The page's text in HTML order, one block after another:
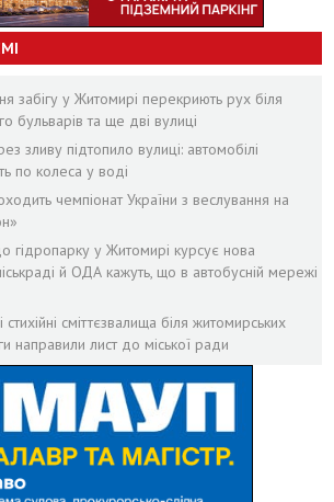
забігу у Житомирі перекриють рух біля
бульварів та ще дві вулиці
зливу підтопило вулиці: автомобілі
по колеса у воді
чемпіонат України з веслування на
гідропарку у Житомирі курсує нова
й ОДА кажуть, що в автобусній мережі
сміттєзвалища біля житомирських
направили лист до міської ради